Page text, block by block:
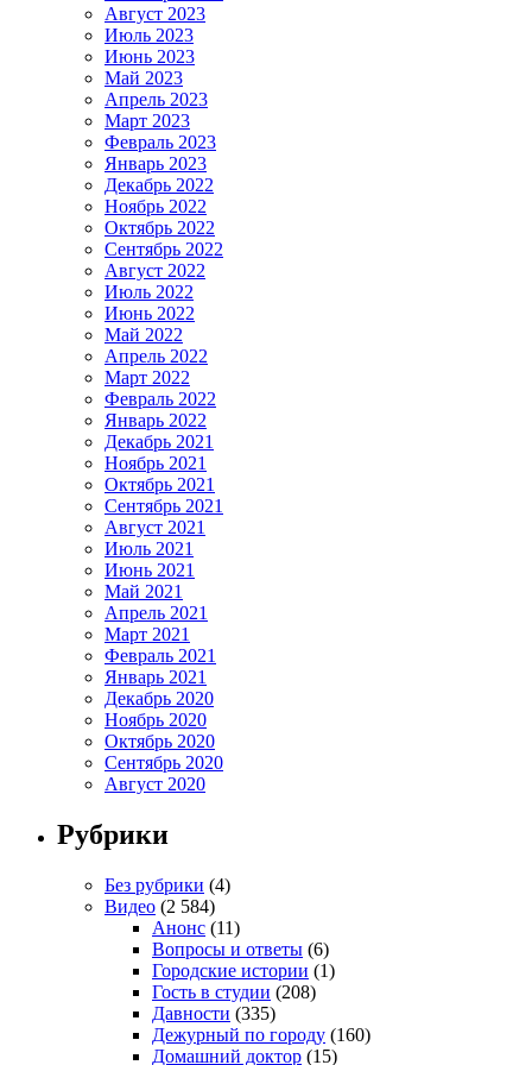
Август 2023
Июль 2023
Июнь 2023
Май 2023
Апрель 2023
Март 2023
Февраль 2023
Январь 2023
Декабрь 2022
Ноябрь 2022
Октябрь 2022
Сентябрь 2022
Август 2022
Июль 2022
Июнь 2022
Май 2022
Апрель 2022
Март 2022
Февраль 2022
Январь 2022
Декабрь 2021
Ноябрь 2021
Октябрь 2021
Сентябрь 2021
Август 2021
Июль 2021
Июнь 2021
Май 2021
Апрель 2021
Март 2021
Февраль 2021
Январь 2021
Декабрь 2020
Ноябрь 2020
Октябрь 2020
Сентябрь 2020
Август 2020
Рубрики
Без рубрики (4)
Видео (2 584)
Анонс (11)
Вопросы и ответы (6)
Городские истории (1)
Гость в студии (208)
Давности (335)
Дежурный по городу (160)
Домашний доктор (15)